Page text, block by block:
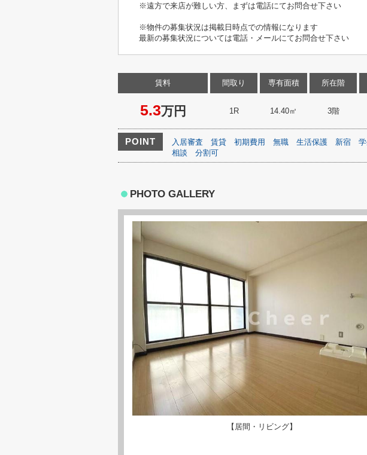
※遠方で来店が難しい方、まずは電話にてお問合せ下さい
※物件の募集状況は掲載日時点での情報になります
最新の募集状況については電話・メールにてお問合せ下さい
賃料
5.3万円
間取り
1R
専有面積
14.40㎡
所在階
3階
POINT 入居審査 賃貸 初期費用 無職 生活保護 新宿
相談
分割可
PHOTO GALLERY
【居間・リビング】